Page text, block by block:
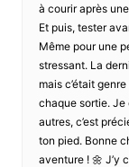
à courir après
Et puis, tester
Même pour une
stressant. La
mais c’était
chaque sortie. Je
autres, c’est
ton pied. Bonne
aventure ! 🌼 J’y